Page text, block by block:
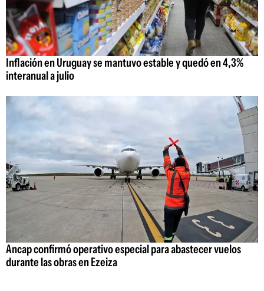
Inflación en Uruguay se mantuvo estable y quedó en 4,3%
interanual a julio
Ancap confirmó operativo especial para abastecer vuelos
durante las obras en Ezeiza